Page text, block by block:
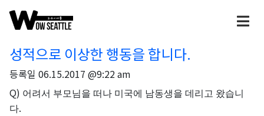
성적으로 이상한 행동을 합니다.
등록일 06.15.2017 @9:22 am
Q) 어려서 부모님을 떠나 미국에 남동생을 데리고 왔습니
다.